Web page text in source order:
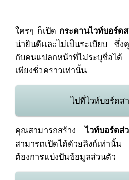
ใครๆ ก็เปิด กระดานไวท์บอร์ด
น่ายินดีและไม่เป็นระเบียบ ซึ่ง
กับคนแปลกหน้าที่ไม่ระบุชื่อไ
เพียงชั่วคราวเท่านั้น
ไปที่ไวท์บอร์ดส
คุณสามารถสร้างไวท์บอร์ดส่
สามารถเปิดได้ด้วยลิงก์เท่า
ต้องการแบ่งปันข้อมูลส่วนตัว